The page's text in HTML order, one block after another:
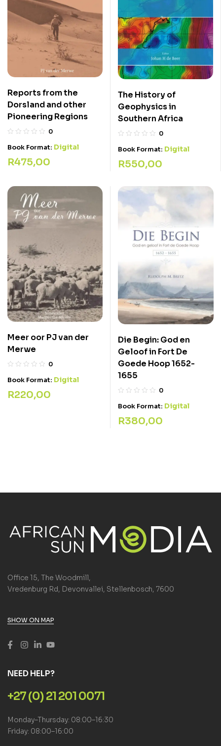
Reports from the
Dorsland and other
Pioneering Regions
0
Book Format: Digital
R475,00
The History of
Geophysics in
Southern Africa
0
Book Format: Digital
R550,00
Meer oor PJ van der
Merwe
0
Book Format: Digital
R220,00
Die Begin: God en
Geloof in Fort De
Goede Hoop 1652-
1655
0
Book Format: Digital
R380,00
Office 15, The Woodmill,
Vredenburg Rd, Devonvallei, Stellenbosch, 7600
SHOW ON MAP
NEED HELP?
+27 (0) 21 201 0071
Monday–Thursday: 08:00–16:30
Friday: 08:00–16:00